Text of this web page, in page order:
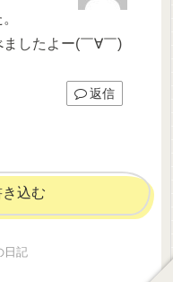
したよー(￣∀￣)
返信
込む
日記